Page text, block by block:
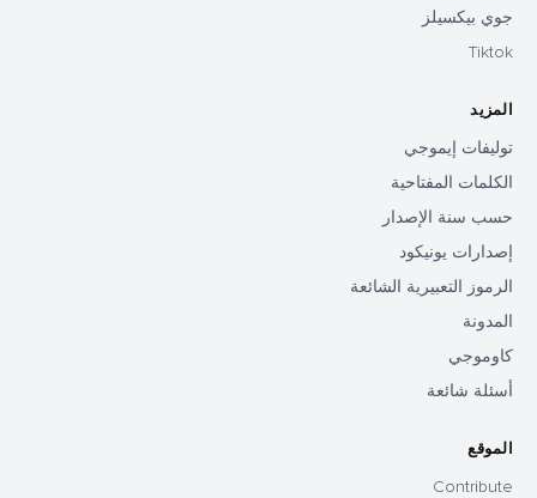
جوي بيكسيلز
Tiktok
المزيد
توليفات إيموجي
الكلمات المفتاحية
حسب سنة الإصدار
إصدارات يونيكود
الرموز التعبيرية الشائعة
المدونة
كاوموجي
أسئلة شائعة
الموقع
Contribute